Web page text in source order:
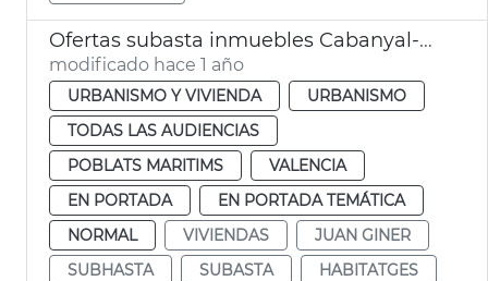
Ofertas subasta inmuebles Cabanyal-Canyamelar València
modificado hace 1 año
URBANISMO Y VIVIENDA
URBANISMO
TODAS LAS AUDIENCIAS
POBLATS MARITIMS
VALENCIA
EN PORTADA
EN PORTADA TEMÁTICA
NORMAL
VIVIENDAS
JUAN GINER
SUBHASTA
SUBASTA
HABITATGES